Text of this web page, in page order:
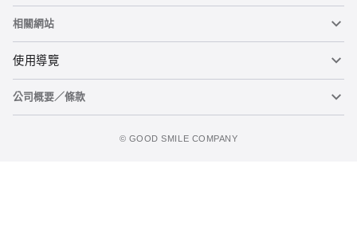
相關網站
黏土人
黏土人臉部製造機（英文）
使用導覽
重要公告
公司概要／條款
©️ GOOD SMILE COMPANY